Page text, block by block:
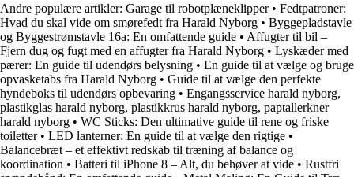
Andre populære artikler: Garage til robotplæneklipper• Fedtpatroner:
Hvad du skal vide om smørefedt fra Harald Nyborg • Byggepladstavle
og Byggestrømstavle 16a: En omfattende guide • Affugter til bil –
Fjern dug og fugt med en affugter fra Harald Nyborg • Lyskæder med
pærer: En guide til udendørs belysning • En guide til at vælge og bruge
opvasketabs fra Harald Nyborg • Guide til at vælge den perfekte
hyndeboks til udendørs opbevaring • Engangsservice harald nyborg,
plastikglas harald nyborg, plastikkrus harald nyborg, paptallerkner
harald nyborg • WC Sticks: Den ultimative guide til rene og friske
toiletter• LED lanterner: En guide til at vælge den rigtige •
Balancebræt – et effektivt redskab til træning af balance og
koordination • Batteri til iPhone 8 – Alt, du behøver at vide • Rustfri